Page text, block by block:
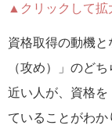
▲クリックして拡
資格取得の動機
（攻め）」のど
近い人が、資格を
ていることがわか